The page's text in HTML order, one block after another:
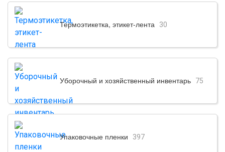
Термоэтикетка, этикет-лента 30
Уборочный и хозяйственный инвентарь 75
Упаковочные пленки 397